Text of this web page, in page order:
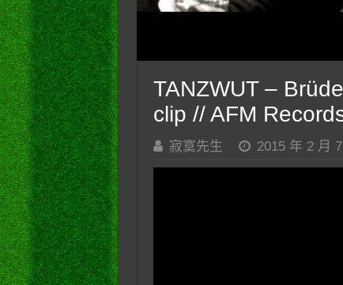
TANZWUT –
clip // AFM
寂寞先生 2015 年 2 月 7